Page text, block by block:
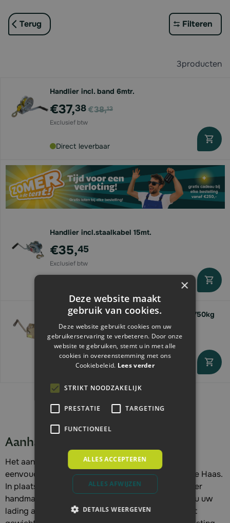
draagkracht van uw aanhanger vergroot.
Terug Filteren
3producten
Handlier incl. band 6mtr.
Voor
€37,38€38,12
Direct leverbaar
Handlier incl.staalkabel 15mt.
€35,45
Handlier tbv staalkabel | trekkracht max. 750kg
€67,15
Direct leverbaar
Aanhanger handlier
Het aan boord takelen van uw vracht gaat zeer
eenvoudig met een aanhanger handlier van BTN de Haas.
In plaats van zelf te tillen, hoeft u alleen maar de lier
handmatig terug te draaien. Binnen no-time heeft u uw
lading aan boord en kunt u uw weg vervolgen. Het
×
Deze website maakt
gebruik van cookies.
Deze website gebruikt cookies om uw
gebruikerservaring te verbeteren. Door onze
website te gebruiken, stemt u in met alle
cookies in overeenstemming met ons
Cookiebeleid. Lees verder
STRIKT NOODZAKELIJK
PRESTATIE TARGETING
FUNCTIONEEL
ALLES ACCEPTEREN
ALLES AFWIJZEN
DETAILS WEERGEVEN